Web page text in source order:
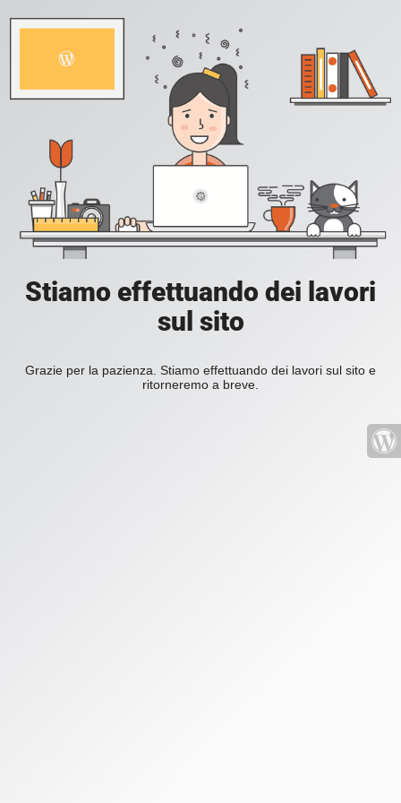
Stiamo effettuando dei lavori
sul sito
Grazie per la pazienza. Stiamo effettuando dei lavori sul sito e
ritorneremo a breve.